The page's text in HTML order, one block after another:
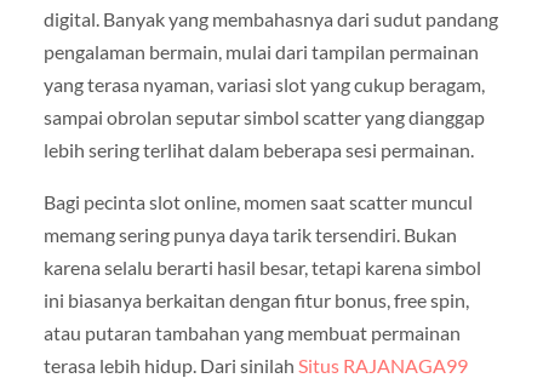
digital. Banyak yang membahasnya dari sudut pandang
pengalaman bermain, mulai dari tampilan permainan
yang terasa nyaman, variasi slot yang cukup beragam,
sampai obrolan seputar simbol scatter yang dianggap
lebih sering terlihat dalam beberapa sesi permainan.
Bagi pecinta slot online, momen saat scatter muncul
memang sering punya daya tarik tersendiri. Bukan
karena selalu berarti hasil besar, tetapi karena simbol
ini biasanya berkaitan dengan fitur bonus, free spin,
atau putaran tambahan yang membuat permainan
terasa lebih hidup. Dari sinilah Situs RAJANAGA99